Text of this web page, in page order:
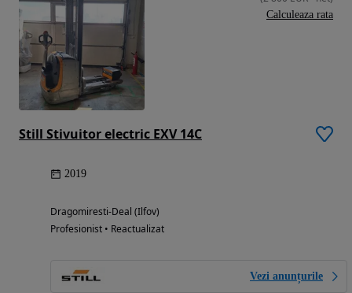
Still Stivuitor electric EXV 14C
2019
Dragomiresti-Deal (Ilfov)
Profesionist • Reactualizat
Vezi anunțurile
Calculeaza rata